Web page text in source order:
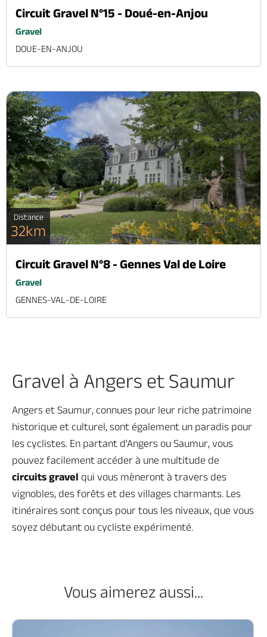
Circuit Gravel N°15 - Doué-en-Anjou
Gravel
DOUE-EN-ANJOU
Distance
32km
Circuit Gravel N°8 - Gennes Val de Loire
Gravel
GENNES-VAL-DE-LOIRE
Gravel à Angers et Saumur
Angers et Saumur, connues pour leur riche patrimoine
historique et culturel, sont également un paradis pour
les cyclistes. En partant d'Angers ou Saumur, vous
pouvez facilement accéder à une multitude de
circuits gravel qui vous mèneront à travers des
vignobles, des forêts et des villages charmants. Les
itinéraires sont conçus pour tous les niveaux, que vous
soyez débutant ou cycliste expérimenté.
Vous aimerez aussi...